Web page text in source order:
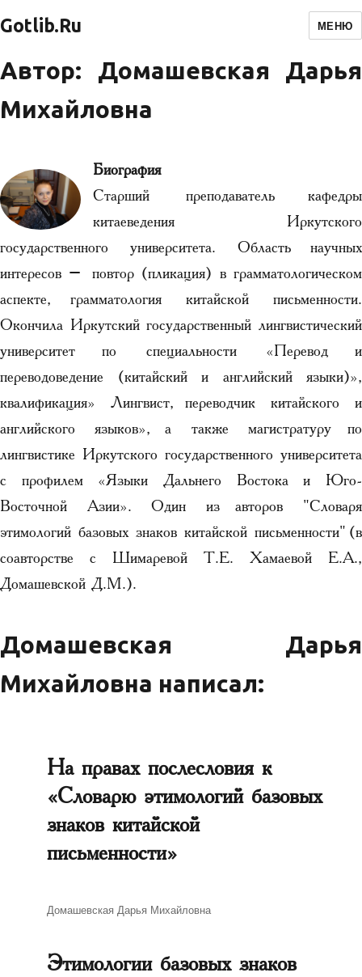
Gotlib.Ru МЕНЮ
Автор: Домашевская Дарья
Михайловна
Биография
Старший преподаватель кафедры
китаеведения Иркутского
государственного университета. Область научных
интересов – повтор (пликация) в грамматологическом
аспекте, грамматология китайской письменности.
Окончила Иркутский государственный лингвистический
университет по специальности «Перевод и
переводоведение (китайский и английский языки)»,
квалификация» Лингвист, переводчик китайского и
английского языков», а также магистратуру по
лингвистике Иркутского государственного университета
с профилем «Языки Дальнего Востока и Юго-
Восточной Азии». Один из авторов "Словаря
этимологий базовых знаков китайской письменности" (в
соавторстве с Шимаревой Т.Е. Хамаевой Е.А.,
Домашевской Д.М.).
Домашевская Дарья
Михайловна написал:
На правах послесловия к
«Словарю этимологий базовых
знаков китайской
письменности»
Автор
Домашевская Дарья Михайловна
Этимологии базовых знаков